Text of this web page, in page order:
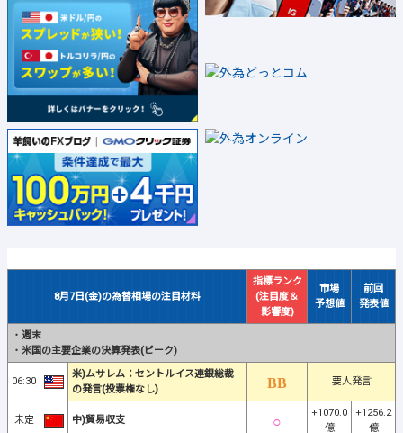
8月7日(金)の為替相場の注目材料
指標ランク
(注目度＆
影響度)
市場
予想値
前回
発表値
・ 週末
・ 米国の主要企業の決算発表(ピーク)
06:30
米)ムサレム：セントルイス連銀総裁
の発言(投票権なし)
要人発言
未定 中)貿易収支
+1070.0
億
+1256.2
億